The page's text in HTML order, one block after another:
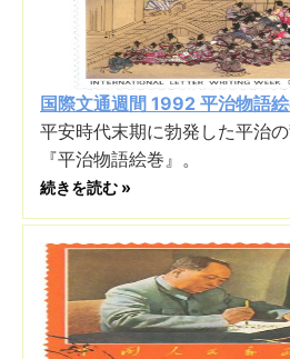
国際文通週間 1992 平治物語
平安時代末期に勃発した平治
『平治物語絵巻』。
続きを読む »